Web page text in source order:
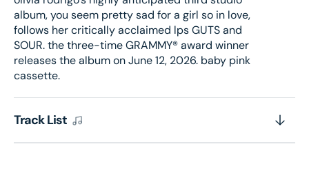
album, you seem pretty sad for a girl so in love,
follows her critically acclaimed lps GUTS and
SOUR. the three-time GRAMMY® award winner
releases the album on June 12, 2026. baby pink
cassette.
Track List